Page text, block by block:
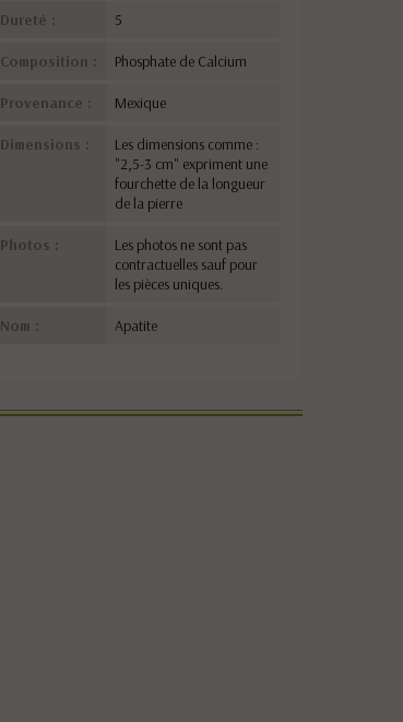
Dureté : 5
Composition : Phosphate de Calcium
Provenance : Mexique
Dimensions :
Les dimensions comme :
"2,5-3 cm" expriment une
fourchette de la longueur
de la pierre
Photos :
Les photos ne sont pas
contractuelles sauf pour
les pièces uniques.
Nom : Apatite